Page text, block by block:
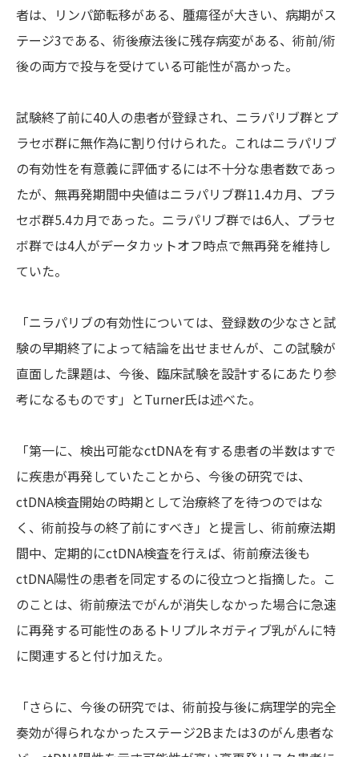
者は、リンパ節転移がある、腫瘍径が大きい、病期がス
テージ3である、術後療法後に残存病変がある、術前/術
後の両方で投与を受けている可能性が高かった。
試験終了前に40人の患者が登録され、ニラパリブ群とプ
ラセボ群に無作為に割り付けられた。これはニラパリブ
の有効性を有意義に評価するには不十分な患者数であっ
たが、無再発期間中央値はニラパリブ群11.4カ月、プラ
セボ群5.4カ月であった。ニラパリブ群では6人、プラセ
ボ群では4人がデータカットオフ時点で無再発を維持し
ていた。
「ニラパリブの有効性については、登録数の少なさと試
験の早期終了によって結論を出せませんが、この試験が
直面した課題は、今後、臨床試験を設計するにあたり参
考になるものです」とTurner氏は述べた。
「第一に、検出可能なctDNAを有する患者の半数はすで
に疾患が再発していたことから、今後の研究では、
ctDNA検査開始の時期として治療終了を待つのではな
く、術前投与の終了前にすべき」と提言し、術前療法期
間中、定期的にctDNA検査を行えば、術前療法後も
ctDNA陽性の患者を同定するのに役立つと指摘した。こ
のことは、術前療法でがんが消失しなかった場合に急速
に再発する可能性のあるトリプルネガティブ乳がんに特
に関連すると付け加えた。
「さらに、今後の研究では、術前投与後に病理学的完全
奏効が得られなかったステージ2Bまたは3のがん患者な